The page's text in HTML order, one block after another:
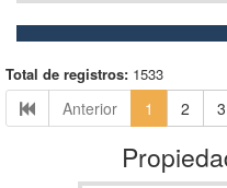
Total de registros: 1533
Anterior 1 2 3